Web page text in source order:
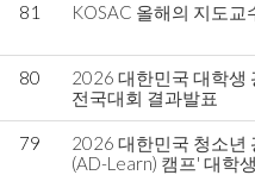
81 KOSAC 올해의 지도교
80
2026 대한민국 대학생
전국대회 결과발표
79
2026 대한민국 청소년
(AD-Learn) 캠프' 대학